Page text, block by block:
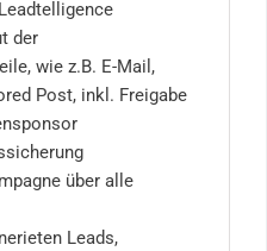
der
wie z.B. E-Mail,
Post, inkl. Freigabe
über alle
Leads,